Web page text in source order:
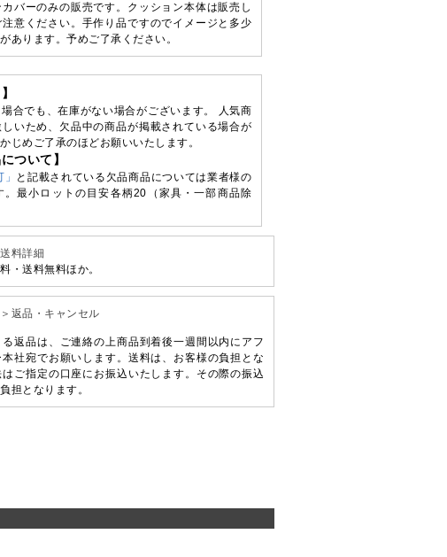
バーのみの販売です。クッション本体は販売し
意ください。手作り品ですのでイメージと多少
あります。予めご了承ください。
合でも、在庫がない場合がございます。 人気商
いため、欠品中の商品が掲載されている場合が
じめご了承のほどお願いいたします。
ついて】
と記載されている欠品商品については業者様の
。最小ロットの目安各柄20（家具・一部商品除
送料詳細
・送料無料ほか。
返品・キャンセル
返品は、ご連絡の上商品到着後一週間以内にアフ
本社宛でお願いします。送料は、お客様の負担とな
はご指定の口座にお振込いたします。その際の振込
担となります。